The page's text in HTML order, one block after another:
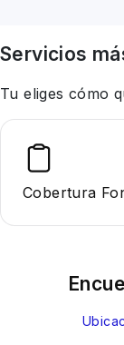
Servicios
Tu eliges cómo
Cobertura